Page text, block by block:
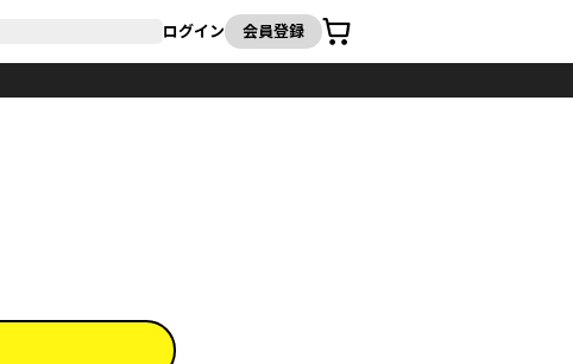
ログイン 会員登録
カート